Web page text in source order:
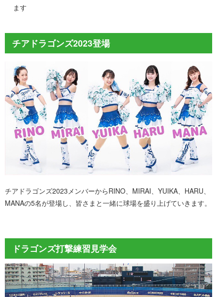
ます
チアドラゴンズ2023登場
チアドラゴンズ2023メンバーからRINO、MIRAI、YUIKA、HARU、
MANAの5名が登場し、皆さまと一緒に球場を盛り上げていきます。
ドラゴンズ打撃練習見学会